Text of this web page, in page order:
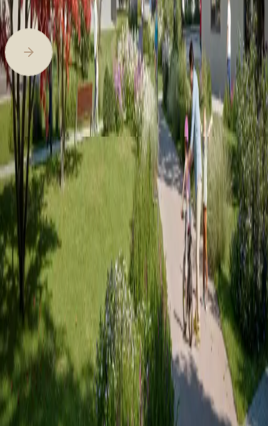
ešte dnes
Zásady používania súborov cookie
Podmienky
ochrany súkromia
Zmeniť nastavenia cookies
+421 910 211 522
info@rezidencieodevna.sk